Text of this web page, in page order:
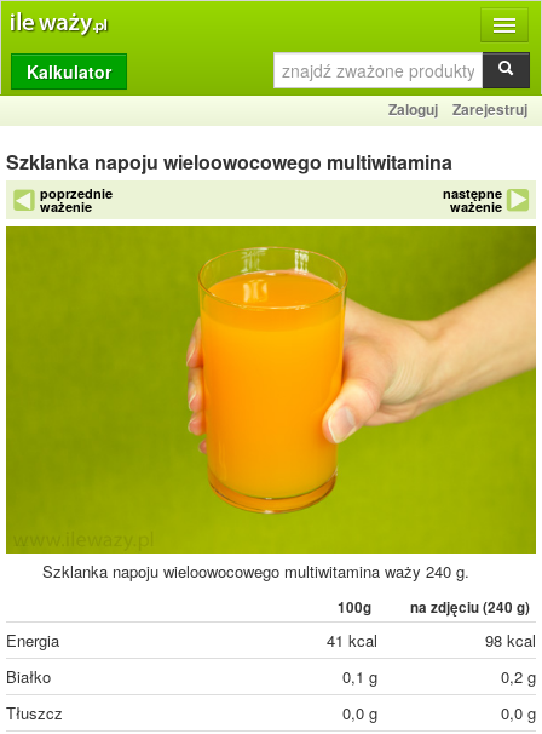
Produkty
Dziennik
Przelicznik
Porównywarka
Kalkulator
Zaloguj Zarejestruj
Szklanka napoju wieloowocowego multiwitamina
poprzednie
ważenie
następne
ważenie
Szklanka napoju wieloowocowego multiwitamina waży 240 g.
100g na zdjęciu (240 g)
Energia 41 kcal
98 kcal
Białko
0,1 g
0,2 g
Tłuszcz
0,0 g
0,0 g